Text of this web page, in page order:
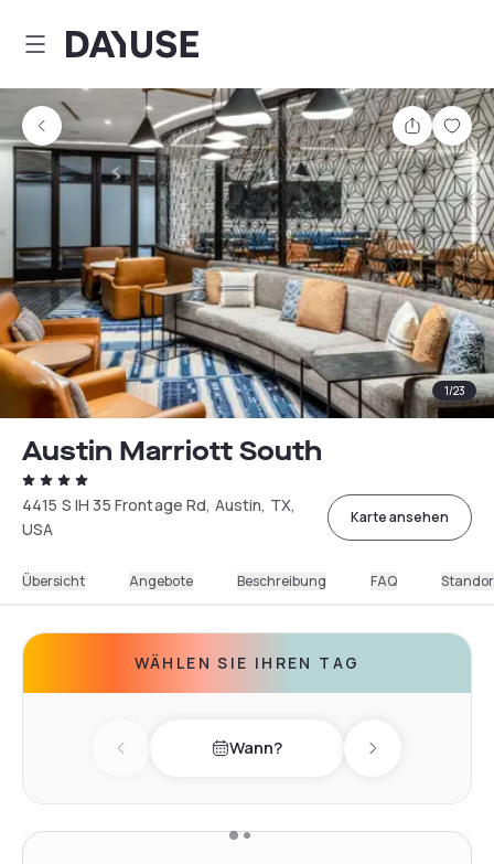
Dayuse
Teilen
1/23
Austin Marriott South
4415 S IH 35 Frontage Rd, Austin, TX,
USA
Karte ansehen
Übersicht Angebote Beschreibung FAQ
WÄHLEN SIE IHREN TAG
Previous day Wann? Next day